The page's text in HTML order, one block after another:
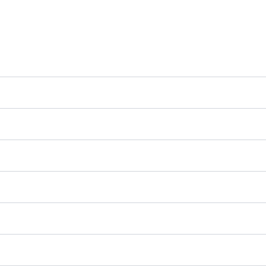
att någon annan kund samtidigt hinner slutföra ett köp
på lager kan det därför hända att din vara inte längre
tryckfel i texter, priser och produktinformationer.
att handla på nätet. Genom att besvara ett par frågor
du ditt köp och sedan väljer du hur du vill betala.
dig. Aktuella betalningsalternativ som för närvarande
du inte vill acceptera att din dator tar emot och lagrar
i din webbläsare. För mer information, läs vår